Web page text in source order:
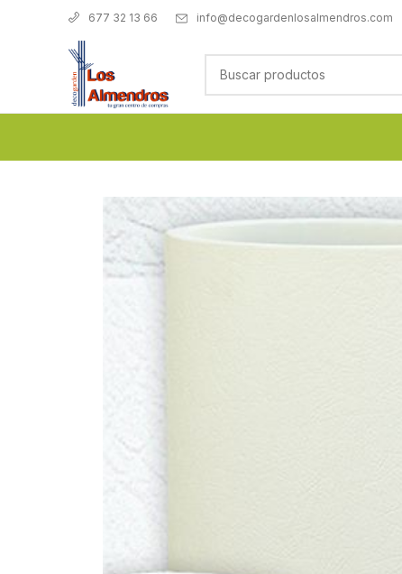
677 32 13 66 info@decogardenlosalmendros.com